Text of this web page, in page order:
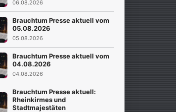
06.08.2026
Brauchtum Presse aktuell vom
05.08.2026
05.08.2026
Brauchtum Presse aktuell vom
04.08.2026
04.08.2026
Brauchtum Presse aktuell:
Rheinkirmes und
Stadtmajestäten